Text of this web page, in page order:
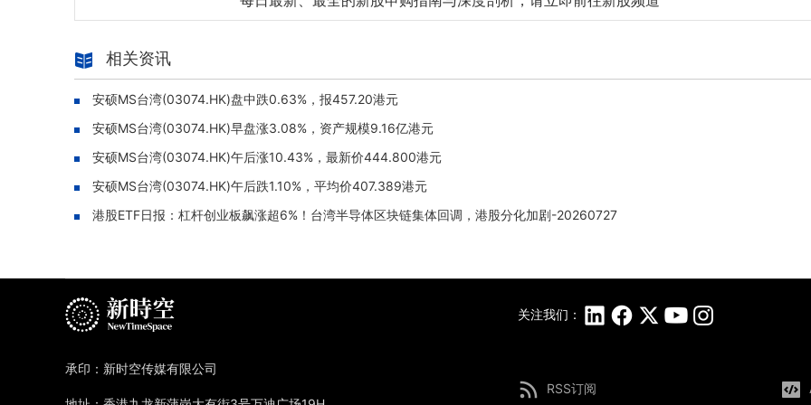
相关资讯
安硕MS台湾(03074.HK)盘中跌0.63%，报457.20港元
安硕MS台湾(03074.HK)早盘涨3.08%，资产规模9.16亿港元
安硕MS台湾(03074.HK)午后涨10.43%，最新价444.800港元
安硕MS台湾(03074.HK)午后跌1.10%，平均价407.389港元
港股ETF日报：杠杆创业板飙涨超6%！台湾半导体区块链集体回调，港股分化加剧-20260727
关注我们：
RSS订阅
承印：新时空传媒有限公司